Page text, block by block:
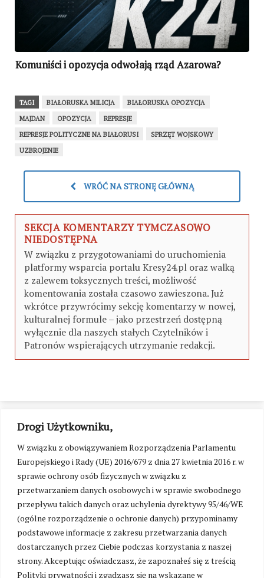
Drogi Użytkowniku,
W związku z obowiązywaniem Rozporządzenia Parlamentu
Europejskiego i Rady (UE) 2016/679 z dnia 27 kwietnia 2016 r. w
sprawie ochrony osób fizycznych w związku z
przetwarzaniem danych osobowych i w sprawie swobodnego
przepływu takich danych oraz uchylenia dyrektywy 95/46/WE
(ogólne rozporządzenie o ochronie danych) przypominamy
podstawowe informacje z zakresu przetwarzania danych
dostarczanych przez Ciebie podczas korzystania z naszej
strony. Akceptując oświadczasz, że zapoznałeś się z treścią
Polityki prywatności i zgadzasz się na wskazane w
Komuniści i opozycja odwołają rząd Azarowa?
TAGI BIAŁORUSKA MILICJA
BIAŁORUSKA OPOZYCJA
MAJDAN
OPOZYCJA
REPRESJE
REPRESJE POLITYCZNE NA BIAŁORUSI
SPRZĘT WOJSKOWY
UZBROJENIE
WRÓĆ NA STRONĘ GŁÓWNĄ
SEKCJA KOMENTARZY TYMCZASOWO
NIEDOSTĘPNA
W związku z przygotowaniami do uruchomienia
platformy wsparcia portalu Kresy24.pl oraz walką
z zalewem toksycznych treści, możliwość
komentowania została czasowo zawieszona. Już
wkrótce przywrócimy sekcję komentarzy w nowej,
kulturalnej formule – jako przestrzeń dostępną
wyłącznie dla naszych stałych Czytelników i
Patronów wspierających utrzymanie redakcji.